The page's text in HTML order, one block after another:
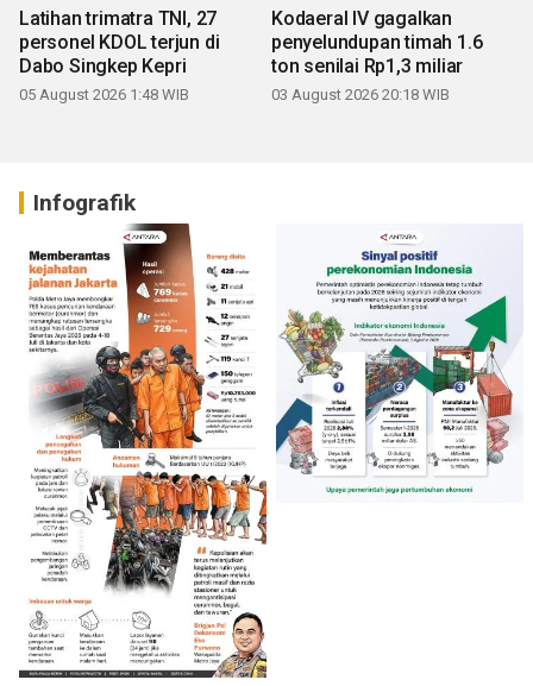
Latihan trimatra TNI, 27
personel KDOL terjun di
Dabo Singkep Kepri
05 August 2026 1:48 WIB
Kodaeral IV gagalkan
penyelundupan timah 1.6
ton senilai Rp1,3 miliar
03 August 2026 20:18 WIB
Infografik